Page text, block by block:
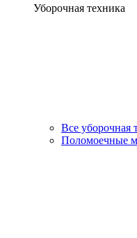
Уборочная техника
Все уборочная
Поломоечные